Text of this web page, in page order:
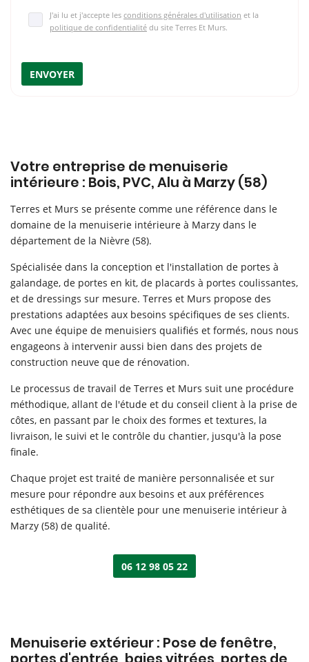
Accueil Une
J'ai lu et j'accepte les conditions générales d'utilisation et la
politique de confidentialité du site Terres Et Murs.
ENVOYER
Votre entreprise de menuiserie
intérieure : Bois, PVC, Alu à Marzy (58)
Terres et Murs se présente comme une référence dans le
domaine de la menuiserie intérieure à Marzy dans le
département de la Nièvre (58).
Spécialisée dans la conception et l'installation de portes à
galandage, de portes en kit, de placards à portes coulissantes,
et de dressings sur mesure. Terres et Murs propose des
prestations adaptées aux besoins spécifiques de ses clients.
Avec une équipe de menuisiers qualifiés et formés, nous nous
engageons à intervenir aussi bien dans des projets de
construction neuve que de rénovation.
Le processus de travail de Terres et Murs suit une procédure
méthodique, allant de l'étude et du conseil client à la prise de
côtes, en passant par le choix des formes et textures, la
livraison, le suivi et le contrôle du chantier, jusqu'à la pose
finale.
Chaque projet est traité de manière personnalisée et sur
mesure pour répondre aux besoins et aux préférences
esthétiques de sa clientèle pour une menuiserie intérieur à
Marzy (58) de qualité.
06 12 98 05 22
Menuiserie extérieur : Pose de fenêtre,